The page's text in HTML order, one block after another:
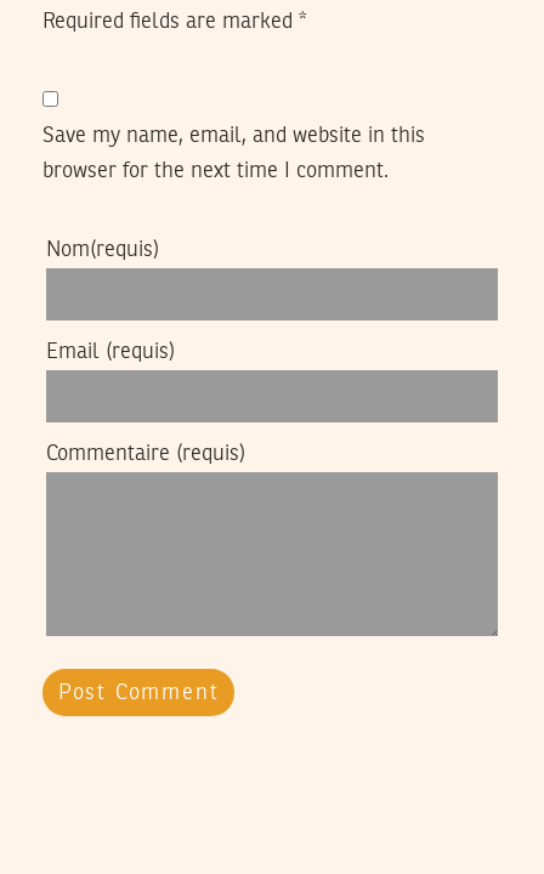
Required fields are marked *
Save my name, email, and website in this
browser for the next time I comment.
Nom(requis)
Email (requis)
Commentaire (requis)